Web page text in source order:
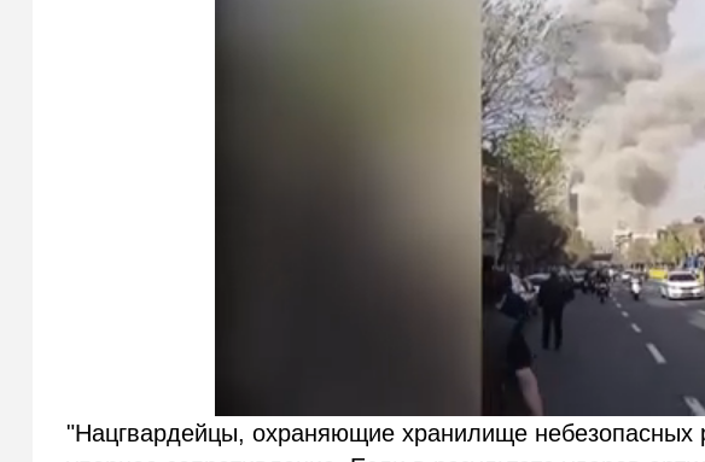
"Нацгвардейцы, охраняющие хранилище небезопасных